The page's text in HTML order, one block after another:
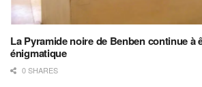
La Pyramide noire de Benben continue à
énigmatique
0 SHARES